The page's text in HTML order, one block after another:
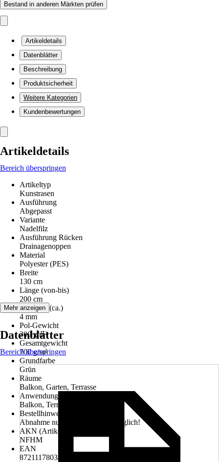
Bestand in anderen Märkten prüfen
Artikeldetails
Datenblätter
Beschreibung
Produktsicherheit
Weitere Kategorien
Kundenbewertungen
Artikeldetails
Bereich überspringen
Artikeltyp
Kunstrasen
Ausführung
Abgepasst
Variante
Nadelfilz
Ausführung Rücken
Drainagenoppen
Material
Polyester (PES)
Breite
130 cm
Länge (von-bis)
200 cm
Florhöhe (ca.)
4 mm
Pol-Gewicht
300 g/m²
Gesamtgewicht
700 g/m²
Grundfarbe
Grün
Räume
Balkon, Garten, Terrasse
Anwendungsbereich
Balkon, Terrasse, Wintergarten
Bestellhinweis
Abnahme nur als ganze Rolle möglich!
AKN (Artikelkurznummer)
NFHM
EAN
8721117803453
Mehr anzeigen
Datenblätter
Bereich überspringen